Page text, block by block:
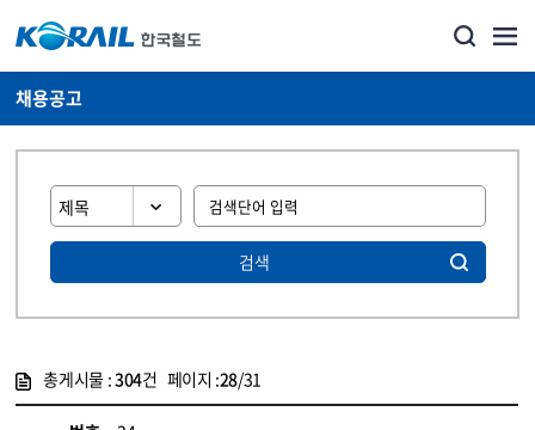
채용공고
검색
총게시물 :304건 페이지 :28/31